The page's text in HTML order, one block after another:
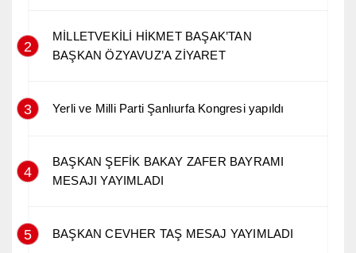
2
MİLLETVEKİLİ HİKMET BAŞAK’TAN
BAŞKAN ÖZYAVUZ’A ZİYARET
3 Yerli ve Milli Parti Şanlıurfa Kongresi yapıldı
4
BAŞKAN ŞEFİK BAKAY ZAFER BAYRAMI
MESAJI YAYIMLADI
5 BAŞKAN CEVHER TAŞ MESAJ YAYIMLADI